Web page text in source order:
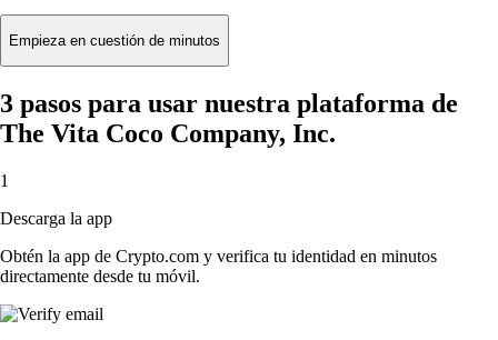
Empieza en cuestión de minutos
3 pasos para usar nuestra plataforma de
The Vita Coco Company, Inc.
1
Descarga la app
Obtén la app de Crypto.com y verifica tu identidad en minutos
directamente desde tu móvil.